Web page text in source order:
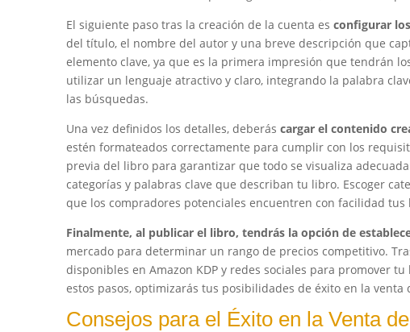
El siguiente paso tras la creación de la cuenta es configurar
del título, el nombre del autor y una breve descripción que
elemento clave, ya que es la primera impresión que tendrán
utilizar un lenguaje atractivo y claro, integrando la palabra
las búsquedas.
Una vez definidos los detalles, deberás cargar el contenido
estén formateados correctamente para cumplir con los
previa del libro para garantizar que todo se visualiza
categorías y palabras clave que describan tu libro. Escoger
que los compradores potenciales encuentren con facilidad
Finalmente, al publicar el libro, tendrás la opción de
mercado para determinar un rango de precios competitivo.
disponibles en Amazon KDP y redes sociales para promover
estos pasos, optimizarás tus posibilidades de éxito en la
Consejos para el Éxito en la Venta